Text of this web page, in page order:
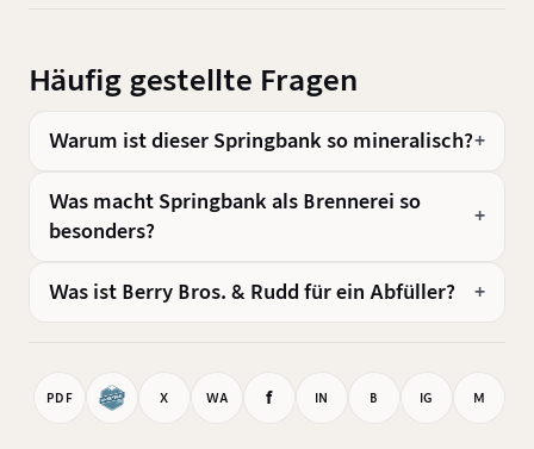
Häufig gestellte Fragen
Warum ist dieser Springbank so mineralisch?
Was macht Springbank als Brennerei so
besonders?
Was ist Berry Bros. & Rudd für ein Abfüller?
PDF X WA f IN B IG M